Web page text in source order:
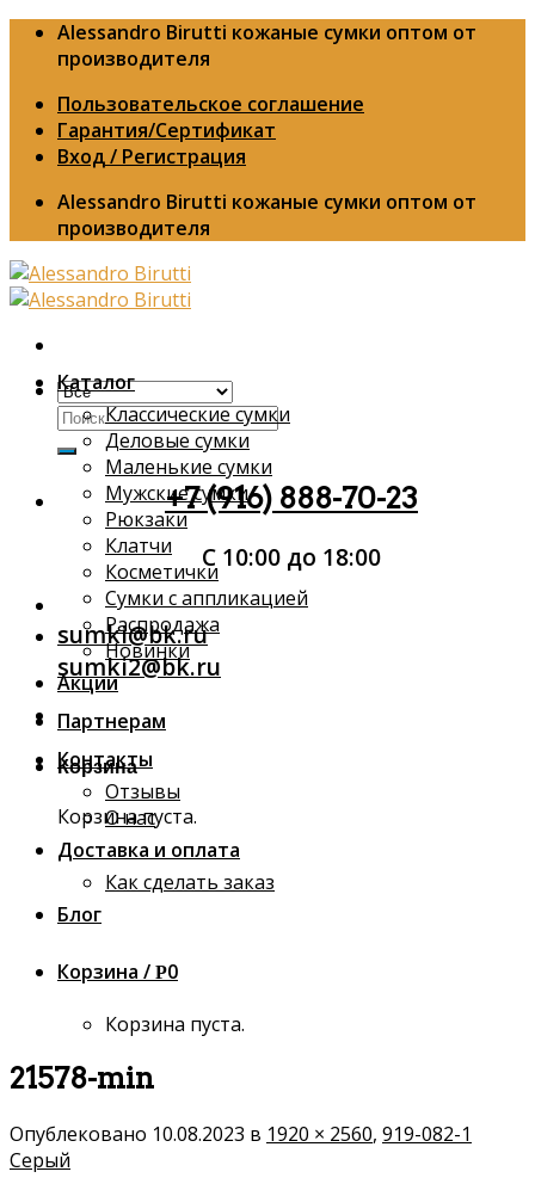
Skip Alessandro Birutti кожаные сумки оптом от
производителя
Пользовательское соглашение
Гарантия/Сертификат
Вход / Регистрация
Alessandro Birutti кожаные сумки оптом от
производителя
Искать:
+7 (916) 888-70-23
С 10:00 до 18:00
sumki@bk.ru
sumki2@bk.ru
Корзина
Корзина пуста.
Каталог
Классические сумки
Деловые сумки
Маленькие сумки
Мужские сумки
Рюкзаки
Клатчи
Косметички
Сумки с аппликацией
Распродажа
Новинки
Акции
Партнерам
Контакты
Отзывы
О нас
Доставка и оплата
Как сделать заказ
Блог
Корзина / Р0
Корзина пуста.
21578-min
Опублековано 10.08.2023 в 1920 × 2560, 919-082-1
Серый